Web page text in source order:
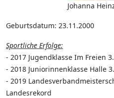
Johanna
Geburtsdatum: 23.11.2000
Sportliche Erfolge:
- 2017 Jugendklasse Im Freien
- 2018 Juniorinnenklasse Halle
- 2019
Landesrekord